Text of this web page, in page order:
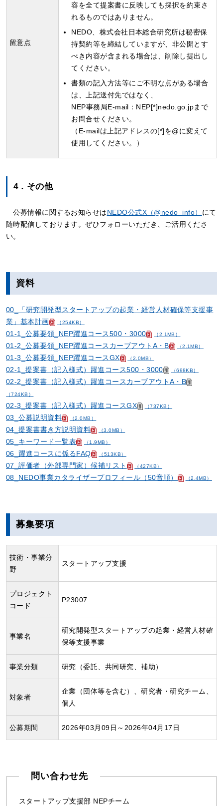
留意点
容を全て提案書に反映しても採択を約束さ
れるものではありません。
NEDO、株式会社日本総合研究所は秘密保
持契約等を締結していますが、非公開とす
べき内容が含まれる場合は、削除し提出し
てください。
書類の記入方法等にご不明な点がある場合
は、上記送付先ではなく、
NEP事務局E-mail：NEP[*]nedo.go.jpまで
お問合せください。
（E-mailは上記アドレスの[*]を@に変えて
使用してください。）
4．その他
公募情報に関するお知らせはNEDO公式X（@nedo_info） にて
随時配信しております。ぜひフォローいただき、ご活用くださ
い。
資料
00_「研究開発型スタートアップの起業・経営人材確保等支援事
業」基本計画
（254KB）
01-1_公募要領_NEP躍進コース500・3000 （2.1MB）
01-2_公募要領_NEP躍進コースカーブアウトA・B （2.1MB）
01-3_公募要領_NEP躍進コースGX （2.0MB）
02-1_提案書（記入様式）躍進コース500・3000 （698KB）
02-2_提案書（記入様式）躍進コースカーブアウトA・B
（724KB）
02-3_提案書（記入様式）躍進コースGX （737KB）
03_公募説明資料 （2.0MB）
04_提案書書き方説明資料 （3.0MB）
05_キーワード一覧表 （1.9MB）
06_躍進コースに係るFAQ （513KB）
07_評価者（外部専門家）候補リスト （427KB）
08_NEDO事業カタライザープロフィール（50音順） （2.4MB）
募集要項
技術・事業分
野
スタートアップ支援
プロジェクト
コード
P23007
事業名
研究開発型スタートアップの起業・経営人材確
保等支援事業
事業分類 研究（委託、共同研究、補助）
対象者
企業（団体等を含む）、研究者・研究チーム、
個人
公募期間 2026年03月09日～2026年04月17日
問い合わせ先
スタートアップ支援部 NEPチーム